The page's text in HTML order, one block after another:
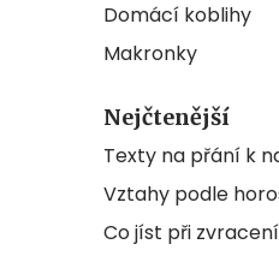
Domácí koblihy
Makronky
Nejčtenější
Texty na přání k
Vztahy podle
Co jíst při zvracení